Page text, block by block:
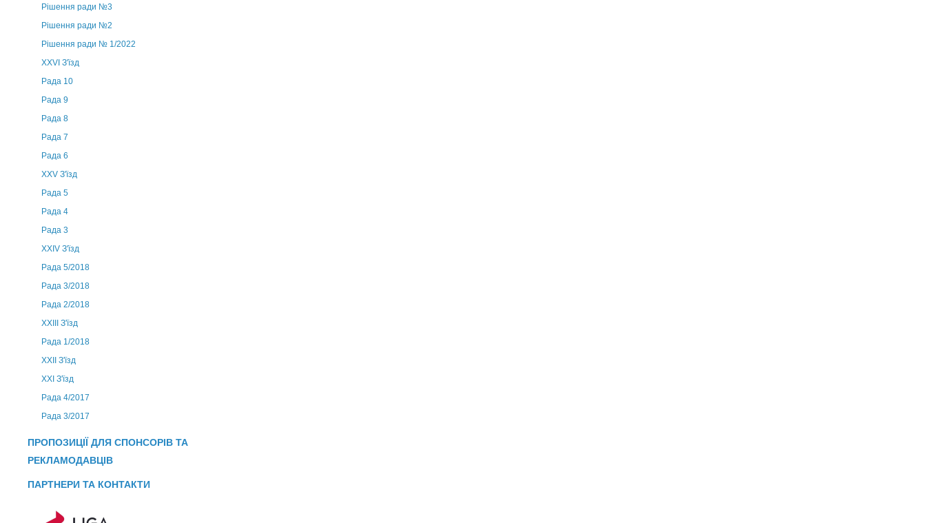
Рішення ради №3
Рішення ради №2
Рішення ради № 1/2022
XXVI З'їзд
Рада 10
Рада 9
Рада 8
Рада 7
Рада 6
XXV З'їзд
Рада 5
Рада 4
Рада 3
ХХIV З'їзд
Рада 5/2018
Рада 3/2018
Рада 2/2018
XXIII З'їзд
Рада 1/2018
ХХІІ З'їзд
XXI З'їзд
Рада 4/2017
Рада 3/2017
ПРОПОЗИЦІЇ ДЛЯ СПОНСОРІВ ТА
РЕКЛАМОДАВЦІВ
ПАРТНЕРИ ТА КОНТАКТИ